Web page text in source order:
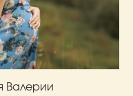
Валерии